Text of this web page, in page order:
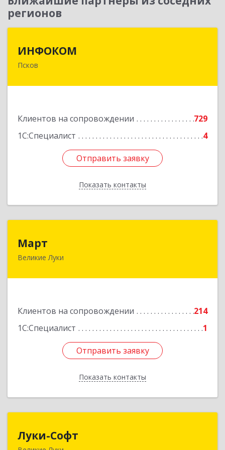
регионов
ИНФОКОМ
Псков
Клиентов на сопровождении
729
1С:Специалист
4
Отправить заявку
Показать контакты
180000, Псковская обл, Псков г, Советская ул,
Отправить заявку
Назад
Март
Великие Луки
Клиентов на сопровождении
214
1С:Специалист
1
Отправить заявку
Показать контакты
182113, Псковская обл, Великие Луки г,
Отправить заявку
Назад
Луки-Софт